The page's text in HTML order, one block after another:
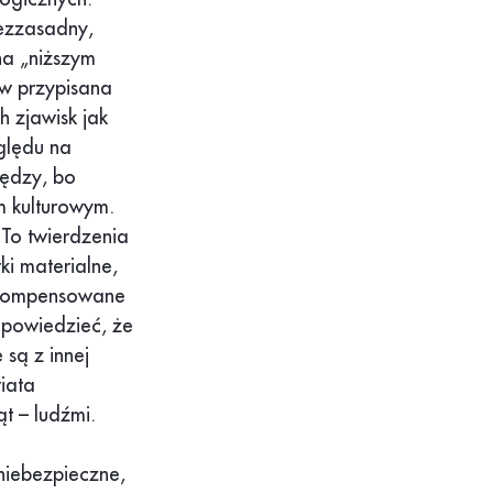
„niższym
przypisana
zjawisk jak
na
bo
kulturowym.
twierdzenia
materialne,
że
z innej
– ludźmi.